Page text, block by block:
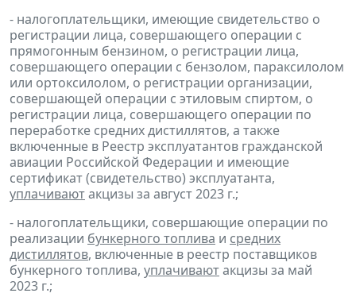
- налогоплательщики, имеющие свидетельство о
регистрации лица, совершающего операции с
прямогонным бензином, о регистрации лица,
совершающего операции с бензолом, параксилолом
или ортоксилолом, о регистрации организации,
совершающей операции с этиловым спиртом, о
регистрации лица, совершающего операции по
переработке средних дистиллятов, а также
включенные в Реестр эксплуатантов гражданской
авиации Российской Федерации и имеющие
сертификат (свидетельство) эксплуатанта,
уплачиваютакцизы за август 2023 г.;
- налогоплательщики, совершающие операции по
реализации бункерного топлива и средних
дистиллятов, включенные в реестр поставщиков
бункерного топлива, уплачиваютакцизы за май
2023 г.;